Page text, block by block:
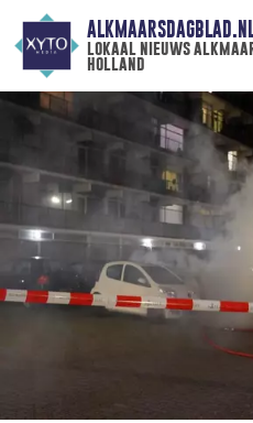
lokaal nieuws
holland